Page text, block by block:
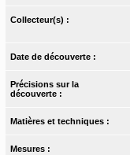
Collecteur(s) :
Date de découverte :
Précisions sur la
découverte :
Matières et techniques :
Mesures :